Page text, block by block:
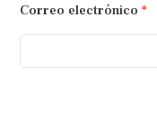
Correo electrónico *